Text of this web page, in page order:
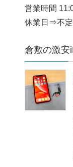
営業時間
休業日⇒不
倉敷の激安